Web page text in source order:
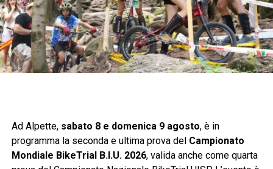
Ad Alpette, sabato 8 e domenica 9 agosto, è in
programma la seconda e ultima prova del Campionato
Mondiale BikeTrial B.I.U. 2026, valida anche come quarta